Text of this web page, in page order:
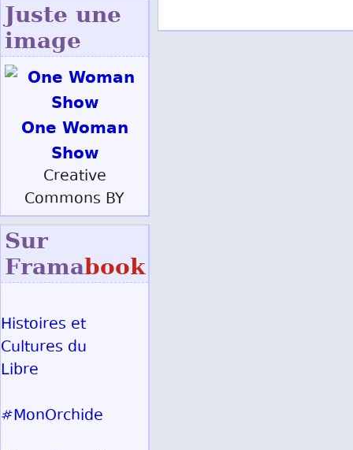
Juste une
image
One Woman
Show
Creative
Commons BY
Sur
Framabook
Histoires et
Cultures du
Libre
#MonOrchide